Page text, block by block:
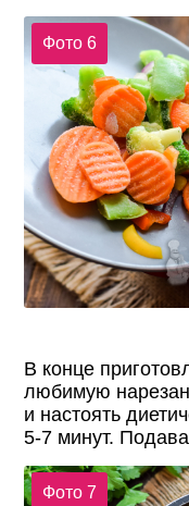
Фото 6
В конце
любимую
и настоять
5-7 минут.
Фото 7